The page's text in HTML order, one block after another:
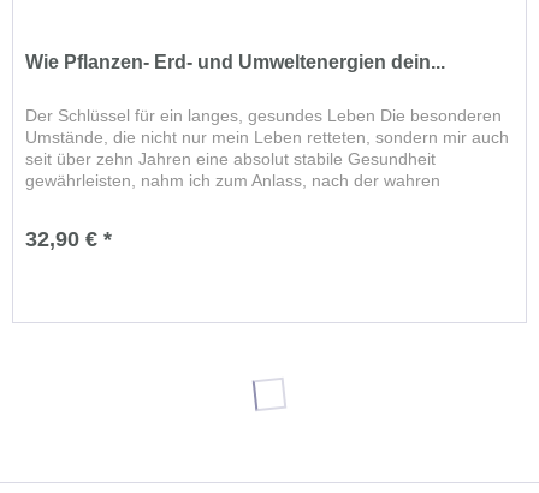
Wie Pflanzen- Erd- und Umweltenergien dein...
Der Schlüssel für ein langes, gesundes Leben Die besonderen
Umstände, die nicht nur mein Leben retteten, sondern mir auch
seit über zehn Jahren eine absolut stabile Gesundheit
gewährleisten, nahm ich zum Anlass, nach der wahren
32,90 € *